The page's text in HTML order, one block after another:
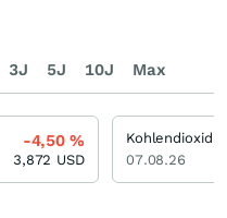
3J 5J 10J Max
-4,50%
3,872 USD
Kohlendioxid
07.08.26